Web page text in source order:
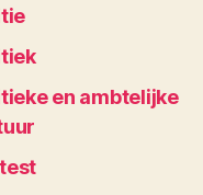
en ambtelijke